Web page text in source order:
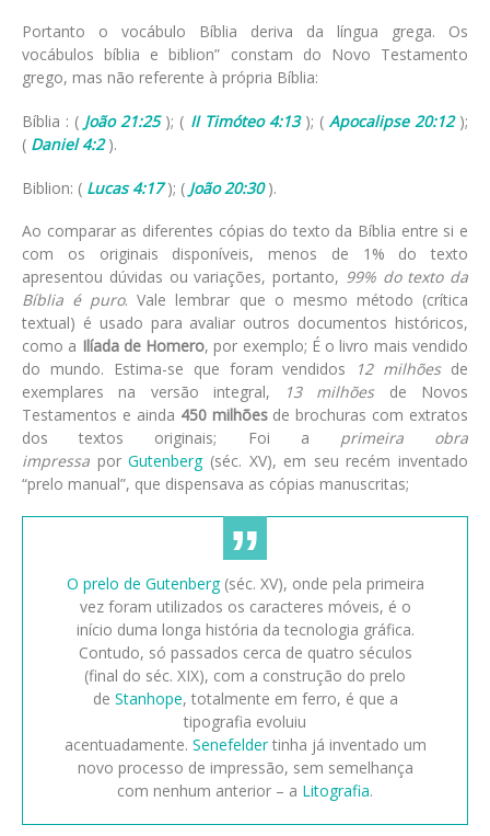
Portanto o vocábulo Bíblia deriva da língua grega. Os
vocábulos bíblia e biblion” constam do Novo Testamento
grego, mas não referente à própria Bíblia:
Bíblia : ( João 21:25); ( II Timóteo 4:13); ( Apocalipse 20:12);
( Daniel 4:2).
Biblion: ( Lucas 4:17); ( João 20:30).
Ao comparar as diferentes cópias do texto da Bíblia entre si e
com os originais disponíveis, menos de 1% do texto
apresentou dúvidas ou variações, portanto, 99% do texto da
Bíblia é puro. Vale lembrar que o mesmo método (crítica
textual) é usado para avaliar outros documentos históricos,
como a Ilíada de Homero, por exemplo; É o livro mais vendido
do mundo. Estima-se que foram vendidos
12 milhões de
exemplares na versão integral,
13 milhõesde Novos
Testamentos e ainda 450 milhões de brochuras com extratos
dos textos originais; Foi a primeira obra
impressa porGutenberg(séc. XV), em seu recém inventado
“prelo manual”, que dispensava as cópias manuscritas;
O prelo de Gutenberg(séc. XV), onde pela primeira
vez foram utilizados os caracteres móveis, é o
início duma longa história da tecnologia gráfica.
Contudo, só passados cerca de quatro séculos
(final do séc. XIX), com a construção do prelo
de Stanhope, totalmente em ferro, é que a
tipografia evoluiu
acentuadamente. Senefeldertinha já inventado um
novo processo de impressão, sem semelhança
com nenhum anterior – a Litografia.